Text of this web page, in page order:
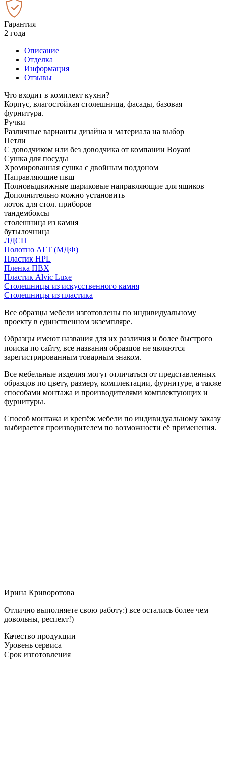
Гарантия
2 года
Описание
Отделка
Информация
Отзывы
Что входит в комплект кухни?
Корпус, влагостойкая столешница, фасады, базовая
фурнитура.
Ручки
Различные варианты дизайна и материала на выбор
Петли
С доводчиком или без доводчика от компании Boyard
Сушка для посуды
Хромированная сушка с двойным поддоном
Направляющие пвш
Полновыдвижные шариковые направляющие для ящиков
Дополнительно можно установить
лоток для стол. приборов
тандембоксы
столешница из камня
бутылочница
ЛДСП
Полотно АГТ (МДФ)
Пластик HPL
Пленка ПВХ
Пластик Alvic Luxe
Столешницы из искусственного камня
Столешницы из пластика
Все образцы мебели изготовлены по индивидуальному
проекту в единственном экземпляре.
Образцы имеют названия для их различия и более быстрого
поиска по сайту, все названия образцов не являются
зарегистрированным товарным знаком.
Все мебельные изделия могут отличаться от представленных
образцов по цвету, размеру, комплектации, фурнитуре, а также
способами монтажа и производителями комплектующих и
фурнитуры.
Способ монтажа и крепёж мебели по индивидуальному заказу
выбирается производителем по возможности её применения.
Ирина Криворотова
Отлично выполняете свою работу:) все остались более чем
довольны, респект!)
Качество продукции
Уровень сервиса
Срок изготовления